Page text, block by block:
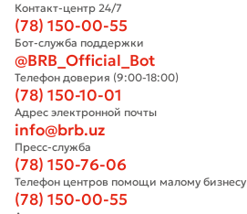
Контакт-центр 24/7
(78) 150-00-55
Бот-служба поддержки
@BRB_Official_Bot
Телефон доверия (9:00-18:00)
(78) 150-10-01
Адрес электронной почты
info@brb.uz
Пресс-служба
(78) 150-76-06
Телефон центров помощи малому бизнесу
(78) 150-00-55